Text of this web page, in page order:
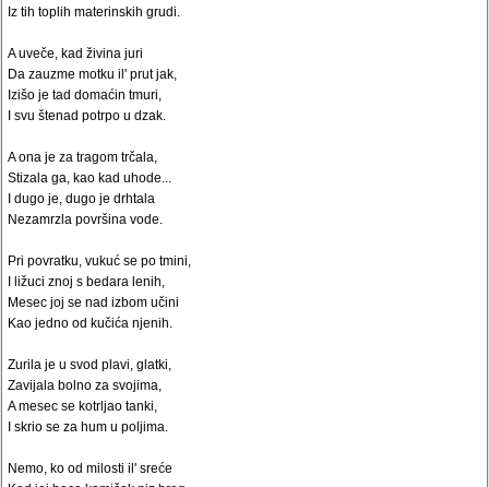
Iz tih toplih materinskih grudi.
A uveče, kad živina juri
Da zauzme motku il' prut jak,
Izišo je tad domaćin tmuri,
I svu štenad potrpo u dzak.
A ona je za tragom trčala,
Stizala ga, kao kad uhode...
I dugo je, dugo je drhtala
Nezamrzla površina vode.
Pri povratku, vukuć se po tmini,
I ližuci znoj s bedara lenih,
Mesec joj se nad izbom učini
Kao jedno od kučića njenih.
Zurila je u svod plavi, glatki,
Zavijala bolno za svojima,
A mesec se kotrljao tanki,
I skrio se za hum u poljima.
Nemo, ko od milosti il' sreće